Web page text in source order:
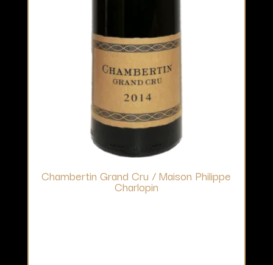
Chambertin Grand Cru / Maison Philippe
Charlopin